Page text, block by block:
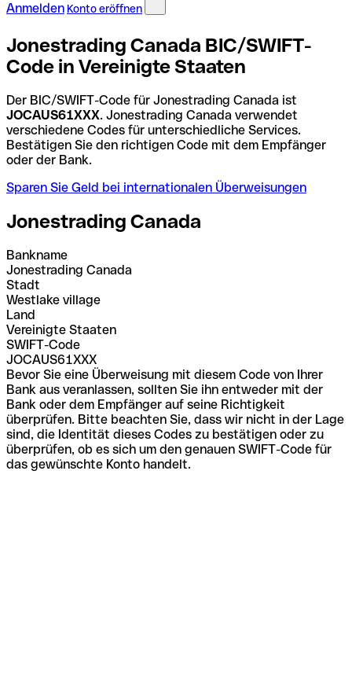
Anmelden Konto eröffnen
Jonestrading Canada BIC/SWIFT-
Code in Vereinigte Staaten
Der BIC/SWIFT-Code für Jonestrading Canada ist
JOCAUS61XXX. Jonestrading Canada verwendet
verschiedene Codes für unterschiedliche Services.
Bestätigen Sie den richtigen Code mit dem Empfänger
oder der Bank.
Sparen Sie Geld bei internationalen Überweisungen
Jonestrading Canada
Bankname
Jonestrading Canada
Stadt
Westlake village
Land
Vereinigte Staaten
SWIFT-Code
JOCAUS61XXX
Bevor Sie eine Überweisung mit diesem Code von Ihrer
Bank aus veranlassen, sollten Sie ihn entweder mit der
Bank oder dem Empfänger auf seine Richtigkeit
überprüfen. Bitte beachten Sie, dass wir nicht in der Lage
sind, die Identität dieses Codes zu bestätigen oder zu
überprüfen, ob es sich um den genauen SWIFT-Code für
das gewünschte Konto handelt.